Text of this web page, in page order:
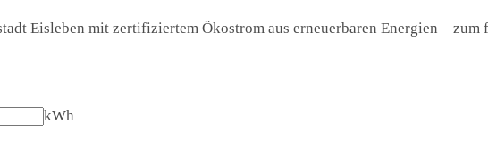
Eisleben mit zertifiziertem Ökostrom aus erneuerbaren Energien – zum
kWh